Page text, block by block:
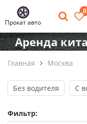
Прокат авто
0
Аренда
Главная Москва
Без водителя С
Фильтр: